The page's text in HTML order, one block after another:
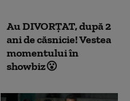
Au DIVORȚAT, după 2
ani de căsnicie! Vestea
momentului în
showbiz😮